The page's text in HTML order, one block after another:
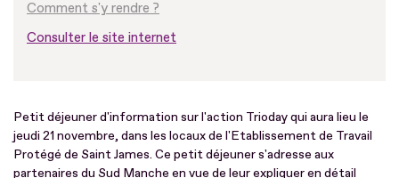
Comment s'y rendre ?
Consulter le site internet
Petit déjeuner d'information sur l'action Trioday qui aura lieu le
jeudi 21 novembre, dans les locaux de l'Etablissement de Travail
Protégé de Saint James. Ce petit déjeuner s'adresse aux
partenaires du Sud Manche en vue de leur expliquer en détail